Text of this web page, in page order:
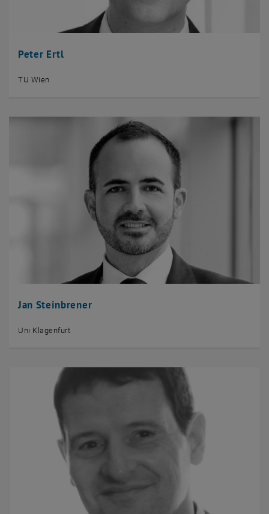
Peter Ertl
TU Wien
Jan Steinbrener
Uni Klagenfurt